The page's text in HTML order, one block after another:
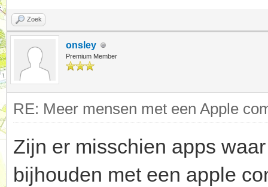
Zoek
onsley
Premium Member
RE: Meer mensen met een Apple
Zijn er misschien apps
bijhouden met een apple